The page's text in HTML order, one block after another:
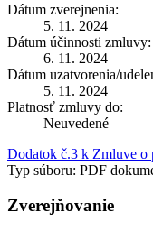
Dátum zverejnenia:
5. 11. 2024
Dátum účinnosti zmluvy:
6. 11. 2024
Dátum uzatvorenia/
5. 11. 2024
Platnosť zmluvy do:
Neuvedené
Dodatok č.3 k Zmluve
Typ súboru: PDF
Zverejňovanie